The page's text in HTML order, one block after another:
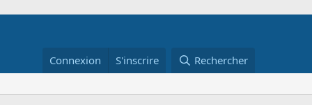
Connexion S'inscrire Rechercher